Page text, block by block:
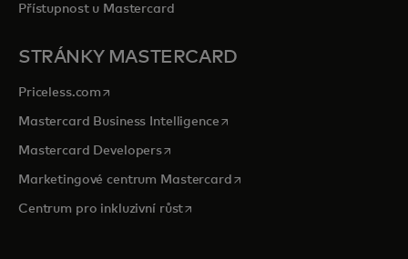
Přístupnost u Mastercard
STRÁNKY MASTERCARD
Priceless.com opens in a new tab
Mastercard Business Intelligenceopens in a new tab
Mastercard Developersopens in a new tab
Marketingové centrum Mastercardopens in a new tab
Centrum pro inkluzivní růstopens in a new tab